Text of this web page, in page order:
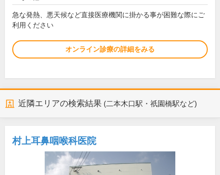
急な発熱、悪天候など直接医療機関に掛かる事が困難な際にご
利用ください
オンライン診療の詳細をみる
近隣エリアの検索結果 (二本木口駅・祇園橋駅など)
村上耳鼻咽喉科医院